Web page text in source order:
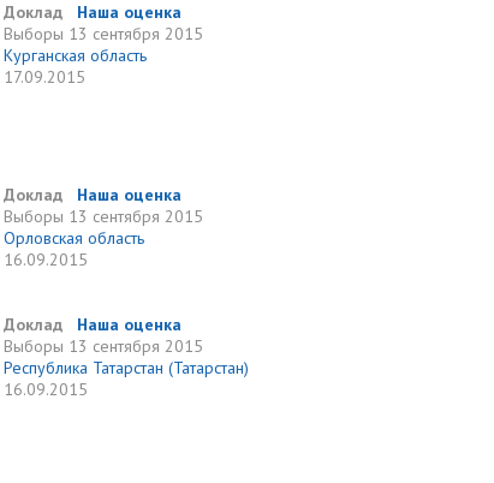
Доклад
Наша оценка
Выборы 13 сентября 2015
Курганская область
17.09.2015
Доклад
Наша оценка
Выборы 13 сентября 2015
Орловская область
16.09.2015
Доклад
Наша оценка
Выборы 13 сентября 2015
Республика Татарстан (Татарстан)
16.09.2015